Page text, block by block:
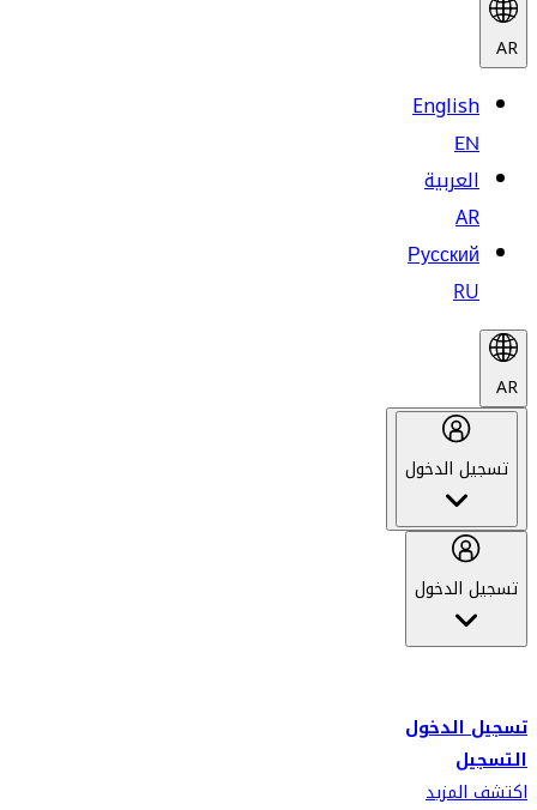
AR
English
EN
العربية
AR
Русский
RU
AR
تسجيل الدخول
تسجيل الدخول
تسجيل الدخول
التسجيل
اكتشف المزيد